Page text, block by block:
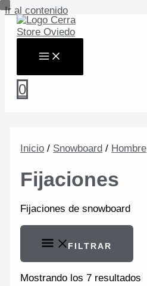
Ir al contenido
0
Inicio / Snowboard / Hombre
Fijaciones
Fijaciones de snowboard
FILTRAR
Mostrando los 7 resultados